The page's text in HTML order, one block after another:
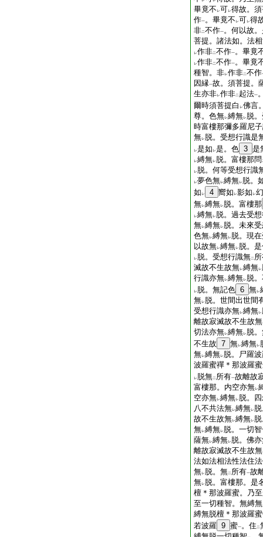
畢竟不 レ可レ得故。
作一。畢竟不 レ可レ得
非二不作一。何以故
菩提。諸法如。法
レ作非二不作一。畢竟
レ作非二不作一。畢竟
種智。非レ作非二不作
因縁一故。須菩提。
生亦非レ作非二 起法一
爾時須菩提白 レ佛言
尊。色無レ縛無レ脱
時富樓那彌多羅尼
無レ脱。受想行識是
レ是如 レ是。色 3 是
レ縛無レ脱。富樓那問
レ脱。何等受想行識
レ夢色無レ縛無レ脱。
如 レ 4 嚮如 レ影如 レ
無レ縛無レ脱。富樓那
レ縛無レ脱。過去受
無レ縛無レ脱。未來
色無レ縛無レ脱。現
以故無レ縛無レ脱。
レ脱。受想行識無二
滅故不生故無レ縛無レ
行識亦無レ縛無レ脱
レ脱。無記色 6 無レ
無レ脱。世間出世間
受想行識亦無レ縛無レ
離故寂滅故不生故無
切法亦無レ縛無レ脱
不生故 7 無レ縛無レ
無レ縛無レ脱。尸羅
波羅蜜禪＊那波羅
レ脱無二 所有一故離故
富樓那。内空亦無レ
空亦無レ縛無レ脱。
八不共法無レ縛無レ
故不生故無レ縛無レ
無レ縛無レ脱。一切
薩無レ縛無レ脱。佛
離故寂滅故不生故無
法如法相法性法住
無レ脱。無二 所有一故
無レ脱。富樓那。是
檀＊那波羅蜜。乃
至一切種智。無縛
縛無脱檀＊那波羅
若波羅 9 蜜一。住 二